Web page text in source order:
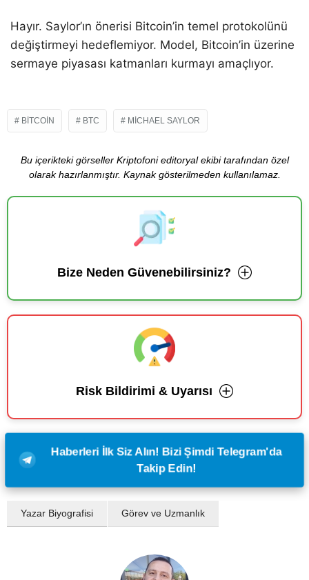
Hayır. Saylor’ın önerisi Bitcoin’in temel protokolünü
değiştirmeyi hedeflemiyor. Model, Bitcoin’in üzerine
sermaye piyasası katmanları kurmayı amaçlıyor.
BITCOIN BTC MICHAEL SAYLOR
Bu içerikteki görseller Kriptofoni editoryal ekibi tarafından özel
olarak hazırlanmıştır. Kaynak gösterilmeden kullanılamaz.
Bize Neden Güvenebilirsiniz?
Risk Bildirimi & Uyarısı
Haberleri İlk Siz Alın! Bizi Şimdi Telegram'da
Takip Edin!
Yazar Biyografisi Görev ve Uzmanlık